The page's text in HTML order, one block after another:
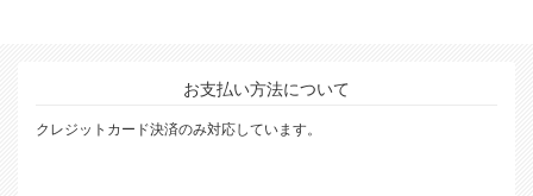
お支払い方法について
クレジットカード決済のみ対応しています。